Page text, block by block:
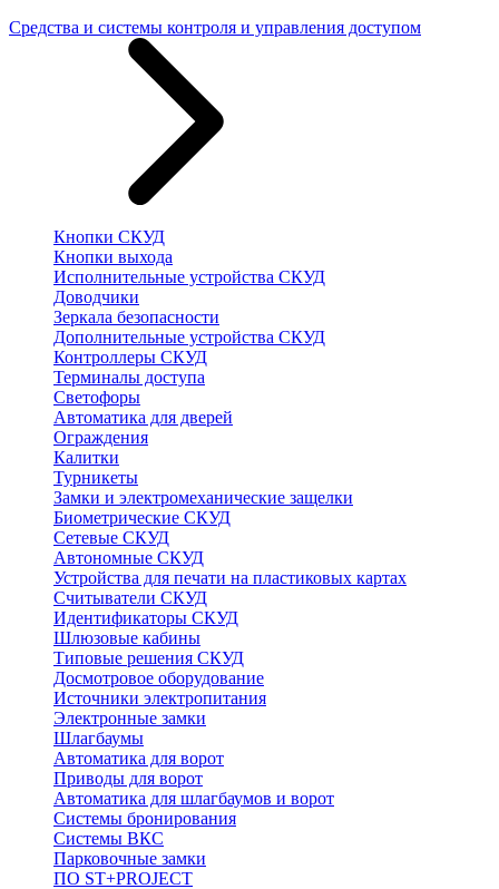
Средства и системы контроля и управления доступом
Кнопки СКУД
Кнопки выхода
Исполнительные устройства СКУД
Доводчики
Зеркала безопасности
Дополнительные устройства СКУД
Контроллеры СКУД
Терминалы доступа
Светофоры
Автоматика для дверей
Ограждения
Калитки
Турникеты
Замки и электромеханические защелки
Биометрические СКУД
Сетевые СКУД
Автономные СКУД
Устройства для печати на пластиковых картах
Считыватели СКУД
Идентификаторы СКУД
Шлюзовые кабины
Типовые решения СКУД
Досмотровое оборудование
Источники электропитания
Электронные замки
Шлагбаумы
Автоматика для ворот
Приводы для ворот
Автоматика для шлагбаумов и ворот
Системы бронирования
Системы ВКС
Парковочные замки
ПО ST+PROJECT